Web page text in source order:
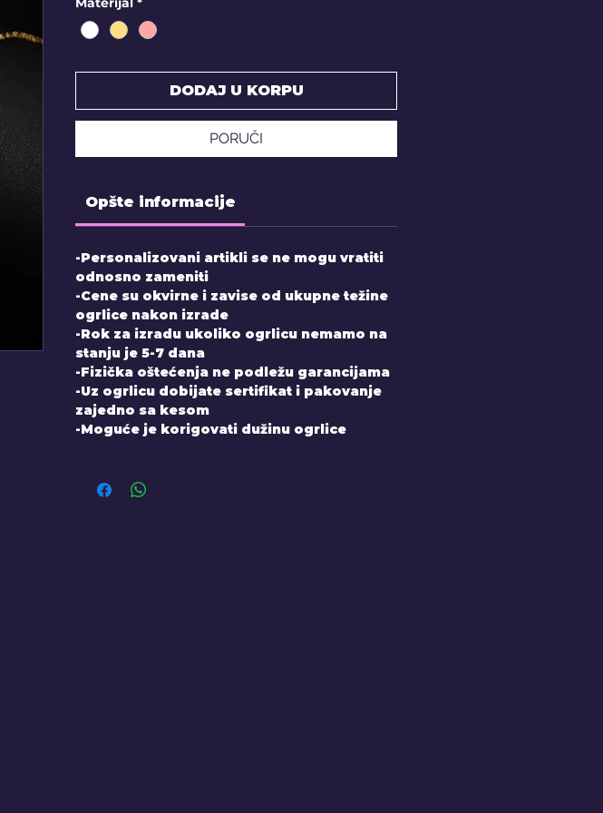
DODAJ U KORPU
PORUČI
Opšte informacije
-Personalizovani artikli se ne mogu vratiti
odnosno zameniti
-Cene su okvirne i zavise od ukupne težine
ogrlice nakon izrade
-Rok za izradu ukoliko ogrlicu nemamo na
stanju je 5-7 dana
-Fizička oštećenja ne podležu garancijama
-Uz ogrlicu dobijate sertifikat i pakovanje
zajedno sa kesom
-Moguće je korigovati dužinu ogrlice